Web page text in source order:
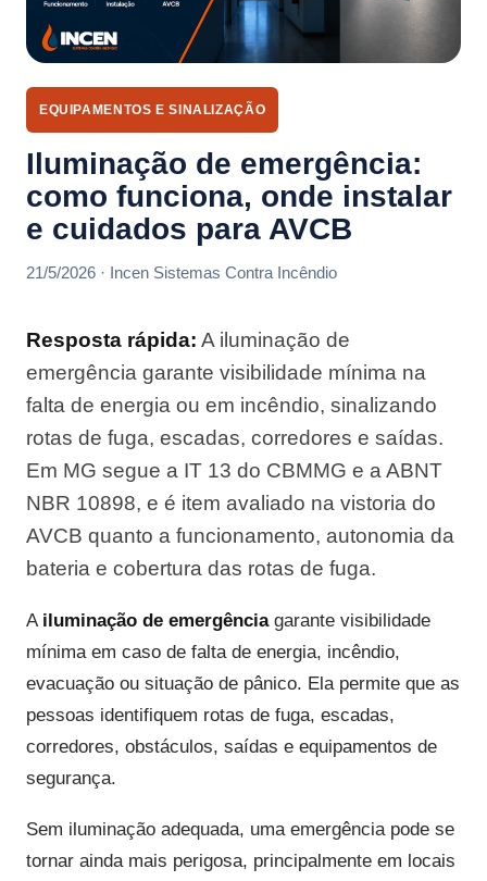
EQUIPAMENTOS E SINALIZAÇÃO
Iluminação de emergência:
como funciona, onde instalar
e cuidados para AVCB
21/5/2026 · Incen Sistemas Contra Incêndio
Resposta rápida: A iluminação de
emergência garante visibilidade mínima na
falta de energia ou em incêndio, sinalizando
rotas de fuga, escadas, corredores e saídas.
Em MG segue a IT 13 do CBMMG e a ABNT
NBR 10898, e é item avaliado na vistoria do
AVCB quanto a funcionamento, autonomia da
bateria e cobertura das rotas de fuga.
A iluminação de emergênciagarante visibilidade
mínima em caso de falta de energia, incêndio,
evacuação ou situação de pânico. Ela permite que as
pessoas identifiquem rotas de fuga, escadas,
corredores, obstáculos, saídas e equipamentos de
segurança.
Sem iluminação adequada, uma emergência pode se
tornar ainda mais perigosa, principalmente em locais